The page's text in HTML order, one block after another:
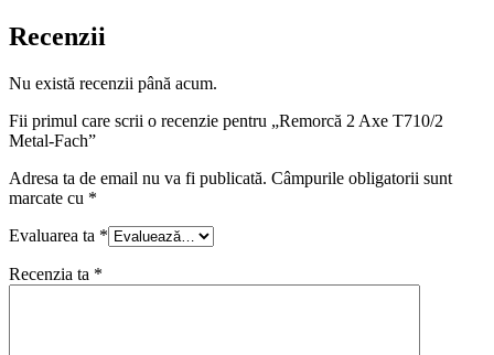
Recenzii
Nu există recenzii până acum.
Fii primul care scrii o recenzie pentru „Remorcă 2 Axe T710/2
Metal-Fach”
Adresa ta de email nu va fi publicată. Câmpurile obligatorii sunt
marcate cu *
Evaluarea ta *
Recenzia ta *